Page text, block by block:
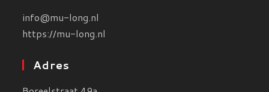
info@mu-long.nl
https://mu-long.nl
Adres